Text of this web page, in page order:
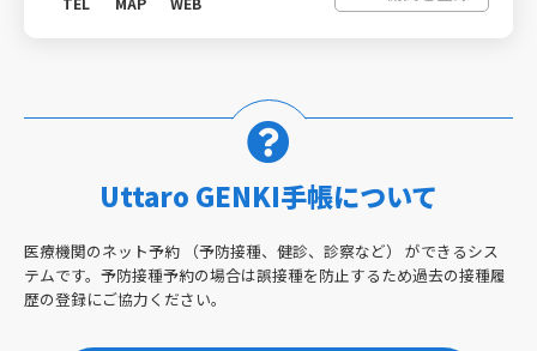
Uttaro GENKI手帳について
医療機関のネット予約 （予防接種、健診、診察など） ができるシス
テムです。予防接種予約の場合は誤接種を防止するため過去の接種履
歴の登録にご協力ください。